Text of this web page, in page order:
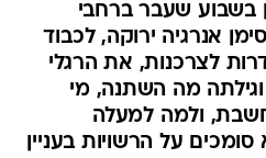
בשבוע שעבר ברחבי
אנרגיה ירוקה, לכבוד
לצרכנות, את הרגלי
מה השתנה, מי
ולמה למעלה
לא סומכים על הרשויות בעניין